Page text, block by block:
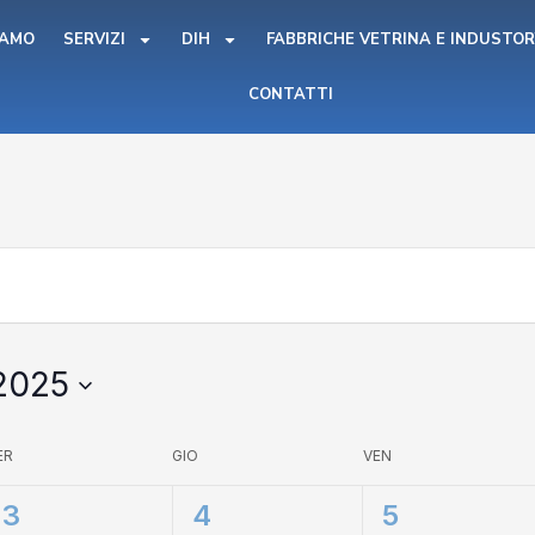
SERVIZI DIH FABBRICHE VETRINA E
CONTATTI
GIO VEN
1
3
1
4
1
5